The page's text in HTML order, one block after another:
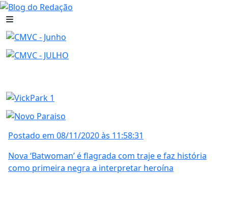
Postado em 08/11/2020 às 11:58:31
Nova ‘Batwoman’ é flagrada com traje e faz história
como primeira negra a interpretar heroína